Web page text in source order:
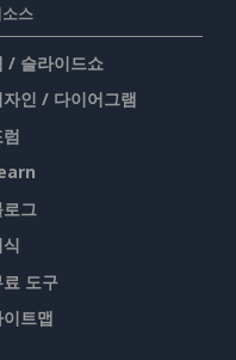
스
/ 슬라이드쇼
자인 / 다이어그램
로그
료 도구
트맵